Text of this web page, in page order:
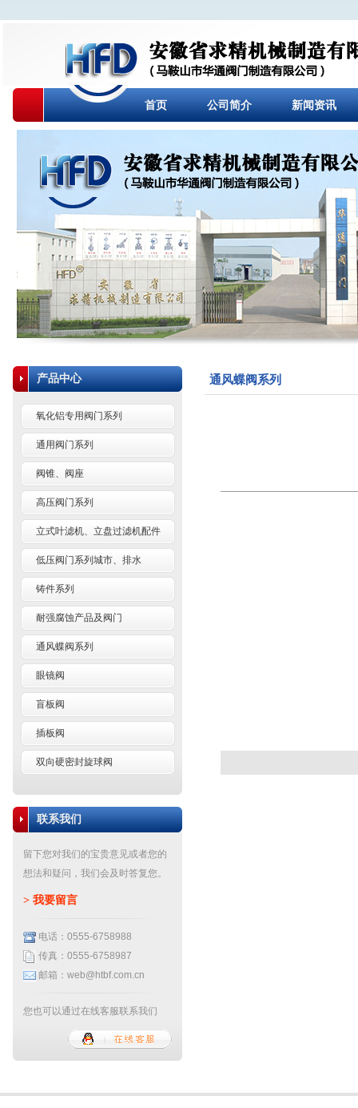
首页 公司简介 新闻资讯
产品中心
氧化铝专用阀门系列
通用阀门系列
阀锥、阀座
高压阀门系列
立式叶滤机、立盘过滤机配件
低压阀门系列城市、排水
铸件系列
耐强腐蚀产品及阀门
通风蝶阀系列
眼镜阀
盲板阀
插板阀
双向硬密封旋球阀
联系我们
留下您对我们的宝贵意见或者您的
想法和疑问，我们会及时答复您。
> 我要留言
电话：0555-6758988
传真：0555-6758987
邮箱：web@htbf.com.cn
您也可以通过在线客服联系我们
通风蝶阀系列